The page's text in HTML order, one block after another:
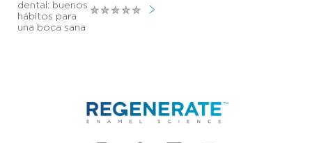
dental: buenos
hábitos para
una boca sana
No